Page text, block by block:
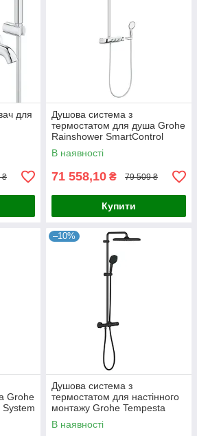
для
₴
Душова система з
термостатом для душа Grohe
Rainshower SmartControl
(26250000)
В наявності
71 558,10 ₴ 79 509 ₴
Купити
Grohe
–10%
Душова система з
термостатом для настінного
монтажу Grohe Tempesta
System 250 Cube
(266892431)
В наявності